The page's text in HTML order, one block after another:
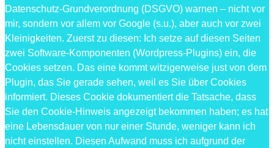
Datenschutz-Grundverordnung (DSGVO) warnen – nicht vor
mir, sondern vor allem vor Google (s.u.), aber auch vor zwei
Kleinigkeiten. Zuerst zu diesen: Ich setze auf diesen Seiten
zwei Software-Komponenten (Wordpress-Plugins) ein, die
Cookies setzen. Das eine kommt witzigerweise just von dem
Plugin, das Sie gerade sehen, weil es Sie über Cookies
informiert. Dieses Cookie dokumentiert die Tatsache, dass
Sie den Cookie-Hinweis angezeigt bekommen haben; es hat
eine Lebensdauer von nur einer Stunde, weniger kann ich
nicht einstellen. Diesen Aufwand muss ich aufgrund der